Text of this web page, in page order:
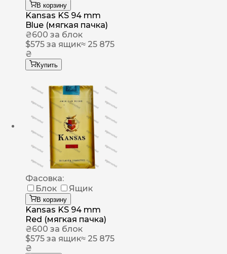
В корзину
Kansas KS 94 mm
Blue (мягкая пачка)
₴600 за блок
$575 за ящик≈ 25 875
₴
Купить
Фасовка:
Блок
Ящик
В корзину
Kansas KS 94 mm
Red (мягкая пачка)
₴600 за блок
$575 за ящик≈ 25 875
₴